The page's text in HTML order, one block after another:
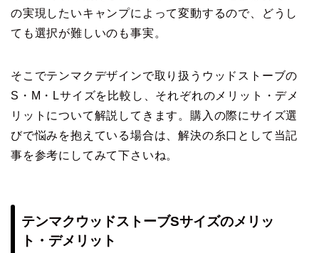
の実現したいキャンプによって変動するので、どうし
ても選択が難しいのも事実。
そこでテンマクデザインで取り扱うウッドストーブの
S・M・Lサイズを比較し、それぞれのメリット・デメ
リットについて解説してきます。購入の際にサイズ選
びで悩みを抱えている場合は、解決の糸口として当記
事を参考にしてみて下さいね。
テンマクウッドストーブSサイズのメリッ
ト・デメリット